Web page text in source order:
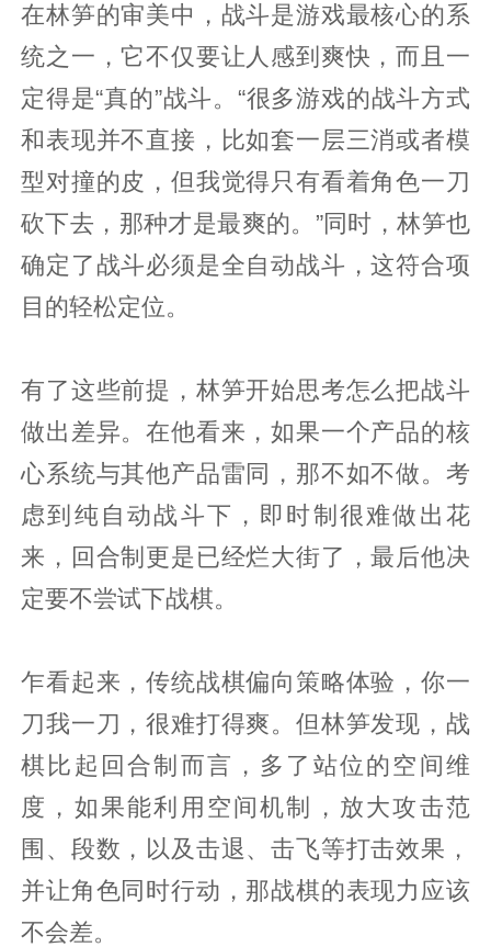
在林笋的审美中，战斗是游戏最核心的系
统之一，它不仅要让人感到爽快，而且一
定得是“真的”战斗。“很多游戏的战斗方式
和表现并不直接，比如套一层三消或者模
型对撞的皮，但我觉得只有看着角色一刀
砍下去，那种才是最爽的。”同时，林笋也
确定了战斗必须是全自动战斗，这符合项
目的轻松定位。
有了这些前提，林笋开始思考怎么把战斗
做出差异。在他看来，如果一个产品的核
心系统与其他产品雷同，那不如不做。考
虑到纯自动战斗下，即时制很难做出花
来，回合制更是已经烂大街了，最后他决
定要不尝试下战棋。
乍看起来，传统战棋偏向策略体验，你一
刀我一刀，很难打得爽。但林笋发现，战
棋比起回合制而言，多了站位的空间维
度，如果能利用空间机制，放大攻击范
围、段数，以及击退、击飞等打击效果，
并让角色同时行动，那战棋的表现力应该
不会差。